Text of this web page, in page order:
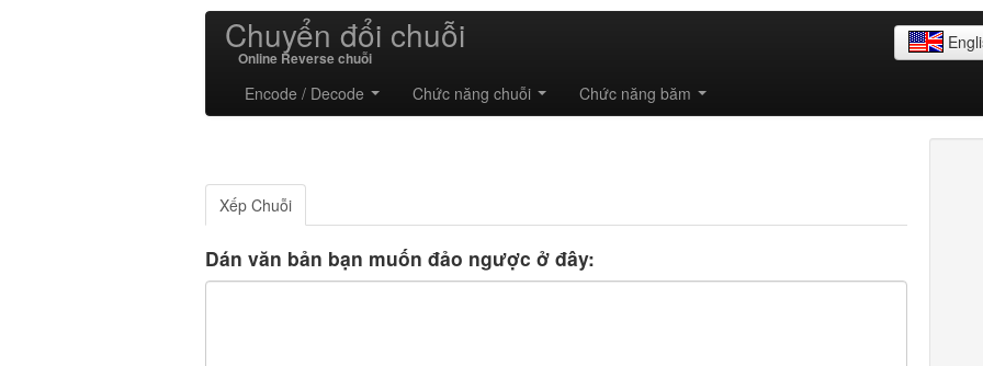
Chuyển đổi chuỗi
Online Reverse chuỗi
Encode / Decode Chức năng chuỗi Chức năng băm
Xếp Chuỗi
Dán văn bản bạn muốn đảo ngược ở đây: